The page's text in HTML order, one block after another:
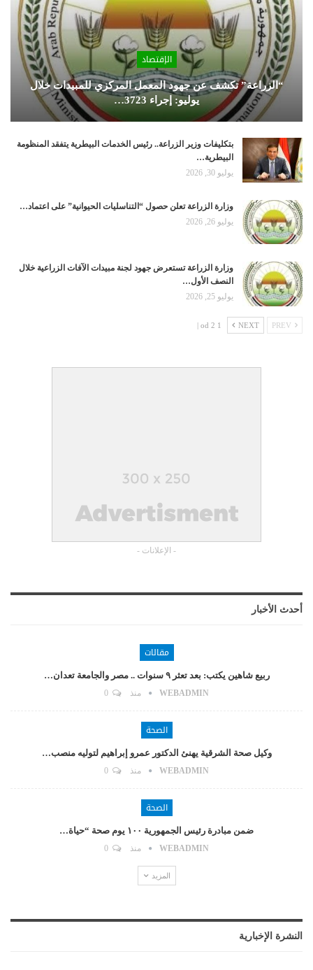
الإقتصاد
“الزراعة” تكشف عن جهود المعمل المركزي للمبيدات خلال
يوليو: إجراء 3723…
بتكليفات وزير الزراعة.. رئيس الخدمات البيطرية يتفقد المنظومة
البيطرية…
يوليو 30, 2026
وزارة الزراعة تعلن حصول “التناسليات الحيوانية” على اعتماد…
يوليو 26, 2026
وزارة الزراعة تستعرض جهود لجنة مبيدات الآفات الزراعية خلال
النصف الأول…
يوليو 25, 2026
NEXT
1 od 2 |
- الإعلانات -
أحدث الأخبار
مقالات
ربيع شاهين يكتب: بعد تعثر ٩ سنوات .. مصر والجامعة تعدان…
WEBADMIN منذ
الصحة
وكيل صحة الشرقية يهنئ الدكتور عمرو إبراهيم لتوليه منصب…
WEBADMIN منذ
الصحة
ضمن مبادرة رئيس الجمهورية ١٠٠ يوم صحة “حياة…
WEBADMIN منذ
المزيد
النشرة الإخبارية